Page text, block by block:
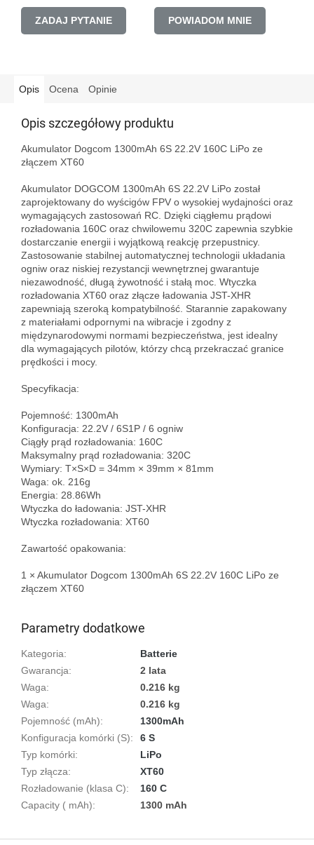
ZADAJ PYTANIE POWIADOM MNIE
Opis Ocena Opinie
Opis szczegółowy produktu
Akumulator Dogcom 1300mAh 6S 22.2V 160C LiPo ze
złączem XT60
Akumulator DOGCOM 1300mAh 6S 22.2V LiPo został
zaprojektowany do wyścigów FPV o wysokiej wydajności oraz
wymagających zastosowań RC. Dzięki ciągłemu prądowi
rozładowania 160C oraz chwilowemu 320C zapewnia szybkie
dostarczanie energii i wyjątkową reakcję przepustnicy.
Zastosowanie stabilnej automatycznej technologii układania
ogniw oraz niskiej rezystancji wewnętrznej gwarantuje
niezawodność, długą żywotność i stałą moc. Wtyczka
rozładowania XT60 oraz złącze ładowania JST-XHR
zapewniają szeroką kompatybilność. Starannie zapakowany
z materiałami odpornymi na wibracje i zgodny z
międzynarodowymi normami bezpieczeństwa, jest idealny
dla wymagających pilotów, którzy chcą przekraczać granice
prędkości i mocy.
Specyfikacja:
Pojemność: 1300mAh
Konfiguracja: 22.2V / 6S1P / 6 ogniw
Ciągły prąd rozładowania: 160C
Maksymalny prąd rozładowania: 320C
Wymiary: T×S×D = 34mm × 39mm × 81mm
Waga: ok. 216g
Energia: 28.86Wh
Wtyczka do ładowania: JST-XHR
Wtyczka rozładowania: XT60
Zawartość opakowania:
1 × Akumulator Dogcom 1300mAh 6S 22.2V 160C LiPo ze
złączem XT60
Parametry dodatkowe
Kategoria:
Batterie
Gwarancja:
2 lata
Waga:
0.216 kg
Waga:
0.216 kg
Pojemność (mAh):
1300mAh
Konfiguracja komórki (S):
6 S
Typ komórki:
LiPo
Typ złącza:
XT60
Rozładowanie (klasa C):
160 C
Capacity ( mAh): 1300 mAh